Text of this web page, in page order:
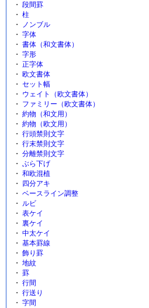
段間罫
柱
ノンブル
字体
書体（和文書体）
字形
正字体
欧文書体
セット幅
ウェイト（欧文書体）
ファミリー（欧文書体）
約物（和文用）
約物（欧文用）
行頭禁則文字
行末禁則文字
分離禁則文字
ぶら下げ
和欧混植
四分アキ
ベースライン調整
ルビ
表ケイ
裏ケイ
中太ケイ
基本罫線
飾り罫
地紋
罫
行間
行送り
字間